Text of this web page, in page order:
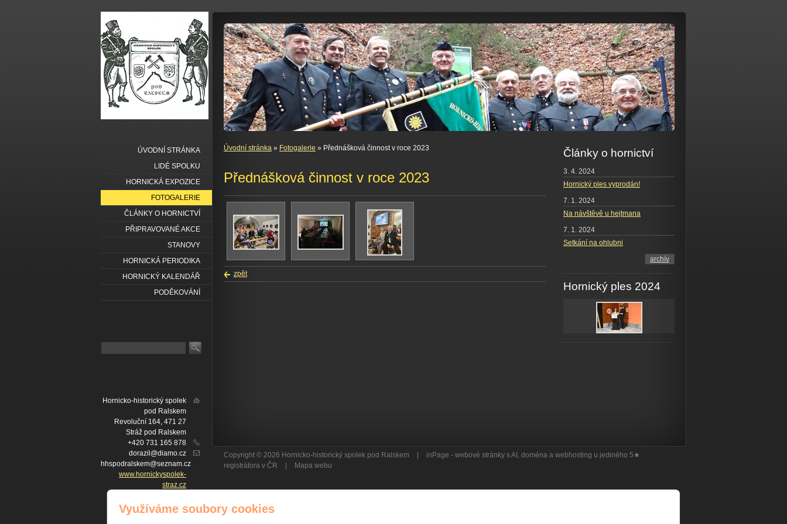
Úvodní stránka » Fotogalerie » Přednášková činnost v roce 2023
Přednášková činnost v roce 2023
zpět
Články o hornictví
3. 4. 2024
Hornický ples vyprodán!
7. 1. 2024
Na návštěvě u hejtmana
7. 1. 2024
Setkání na ohlubni
archív
Hornický ples 2024
ÚVODNÍ STRÁNKA
LIDÉ SPOLKU
HORNICKÁ EXPOZICE
FOTOGALERIE
ČLÁNKY O HORNICTVÍ
PŘIPRAVOVANÉ AKCE
STANOVY
HORNICKÁ PERIODIKA
HORNICKÝ KALENDÁŘ
PODĚKOVÁNÍ
Hornicko-historický spolek
pod Ralskem
Revoluční 164, 471 27
Stráž pod Ralskem
+420 731 165 878
dorazil@diamo.cz
hhspodralskem@seznam.cz
www.hornickyspolek-
straz.cz
Facebook
Copyright © 2026 Hornicko-historický spolek pod Ralskem inPage - webové stránky s AI, doména a webhosting u jediného 5★
registrátora v ČR
Mapa webu
Využíváme soubory cookies